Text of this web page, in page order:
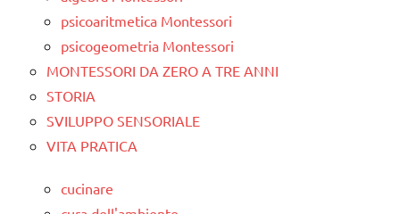
psicoaritmetica Montessori
psicogeometria Montessori
MONTESSORI DA ZERO A TRE ANNI
STORIA
SVILUPPO SENSORIALE
VITA PRATICA
cucinare